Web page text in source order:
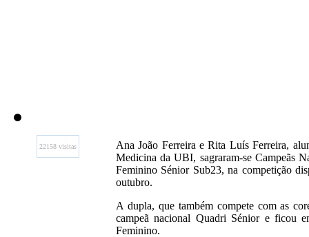
22158 visitas
Ana João Ferreira e Rita Luís Ferreira,
Medicina da UBI, sagraram-se Campeãs
Feminino Sénior Sub23, na competição
outubro.
A dupla, que também compete com as
campeã nacional Quadri Sénior e ficou
Feminino.